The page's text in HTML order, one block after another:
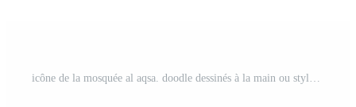
icône de la mosquée al aqsa. doodle dessinés à la main ou style d'icône de contour Vecteur Pro